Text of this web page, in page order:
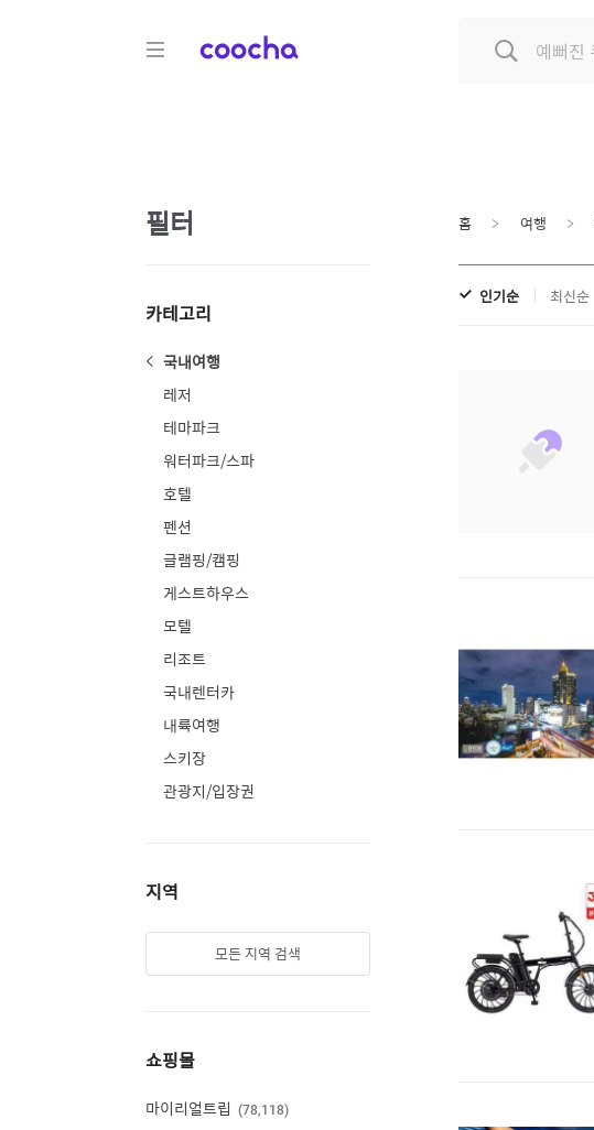
COOCHA
필터
카테고리
국내여행
레저
테마파크
워터파크/스파
호텔
펜션
글램핑/캠핑
게스트하우스
모텔
리조트
국내렌터카
내륙여행
스키장
관광지/입장권
지역
모든 지역 검색
쇼핑몰
마이리얼트립 78,118
홈 여행
인기순 최신순